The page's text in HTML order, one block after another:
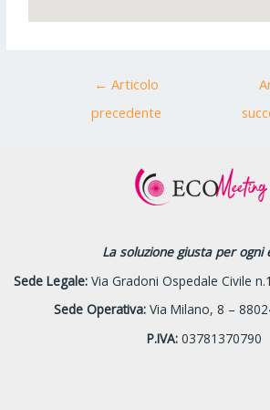
← Articolo
precedente
La soluzione giusta per ogni
Sede Legale: Via Gradoni Ospedale Civile
Sede Operativa: Via Milano, 8 –
P.IVA: 03781370790